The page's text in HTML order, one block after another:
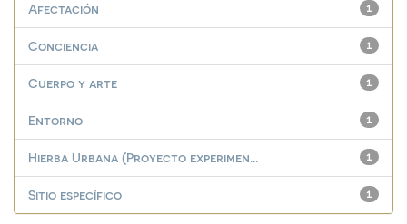
1
Afectación
1
Conciencia
1
Cuerpo y arte
1
Entorno
1
Hierba Urbana (Proyecto experimen...
1
Sitio específico